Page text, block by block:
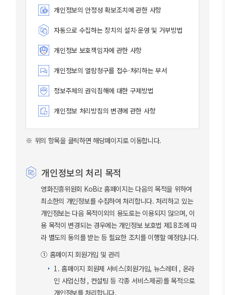
개인정보의 안정성 확보조치에 관한 사항
자동으로 수집하는 장치의 설치·운영 및 거부방법
개인정보 보호책임자에 관한 사항
개인정보의 열람청구를 접수·처리하는 부서
정보주체의 권익침해에 대한 구제방법
개인정보 처리방침의 변경에 관한 사항
※ 위의 항목을 클릭하면 해당페이지로 이동합니다.
개인정보의 처리 목적
영화진흥위원회 KoBiz 홈페이지는 다음의 목적을 위하여
최소한의 개인정보를 수집하여 처리합니다. 처리하고 있는
개인정보는 다음 목적이외의 용도로는 이용되지 않으며, 이
용 목적이 변경되는 경우에는 개인정보 보호법 제18조에 따
라 별도의 동의를 받는 등 필요한 조치를 이행할 예정입니다.
① 홈페이지 회원가입 및 관리
1. 홈페이지 회원제 서비스(회원가입, 뉴스레터 , 온라
인 사업신청 , 컨설팅 등 각종 서비스제공)를 목적으로
개인정보를 처리합니다.